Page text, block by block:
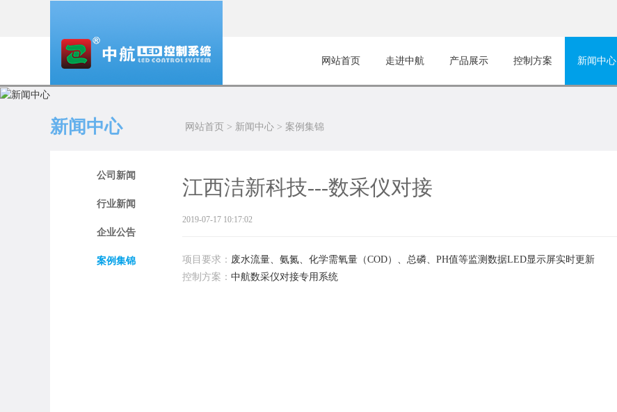
网站首页 走进中航 产品展示 控制方案 新闻中心
新闻中心 网站首页 > 新闻中心 > 案例集锦
公司新闻
行业新闻
企业公告
案例集锦
江西洁新科技---数采仪对接
2019-07-17 10:17:02
项目要求： 废水流量、氨氮、化学需氧量（COD）、总磷、PH值等监测数据LED显示屏实时更新
控制方案： 中航数采仪对接专用系统